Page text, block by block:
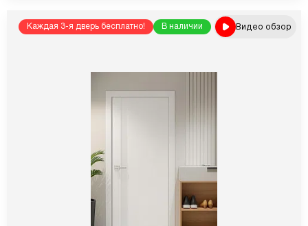
Каждая 3-я дверь бесплатно! В наличии Видео обзор